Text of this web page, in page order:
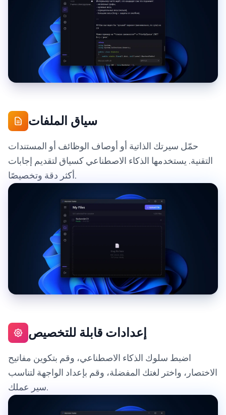
سياق الملفات
حمّل سيرتك الذاتية أو أوصاف الوظائف أو المستندات
التقنية. يستخدمها الذكاء الاصطناعي كسياق لتقديم إجابات
أكثر دقة وتخصيصًا.
إعدادات قابلة للتخصيص
اضبط سلوك الذكاء الاصطناعي، وقم بتكوين مفاتيح
الاختصار، واختر لغتك المفضلة، وقم بإعداد الواجهة لتناسب
سير عملك.